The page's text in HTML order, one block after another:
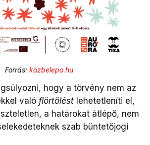
Forrás: kozbelepo.hu
hogy a törvény nem az
való flörtölést lehetetleníti el,
a határokat átlépő, nem
szab büntetőjogi